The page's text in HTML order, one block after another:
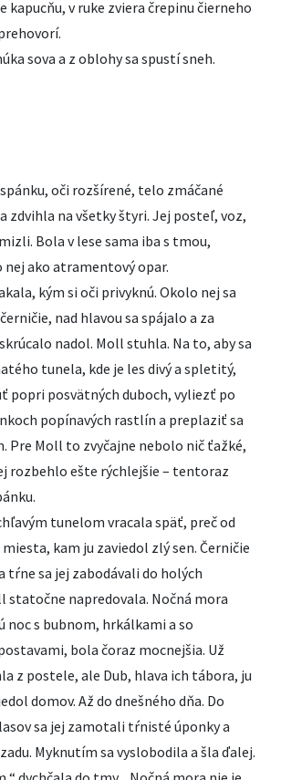
kapucňu, v ruke zviera črepinu čierneho
sova a z oblohy sa spustí sneh.
oči rozšírené, telo zmáčané
zdvihla na všetky štyri. Jej posteľ, voz,
Bola v lese sama iba s tmou,
nej ako atramentový opar.
kým si oči privyknú. Okolo nej sa
nad hlavou sa spájalo a za
nadol. Moll stuhla. Na to, aby sa
tunela, kde je les divý a spletitý,
popri posvätných duboch, vyliezť po
popínavých rastlín a preplaziť sa
Pre Moll to zvyčajne nebolo nič ťažké,
rozbehlo ešte rýchlejšie – tentoraz
tunelom vracala späť, preč od
kam ju zaviedol zlý sen. Černičie
tŕne sa jej zabodávali do holých
statočne napredovala. Nočná mora
noc s bubnom, hrkálkami a so
bola čoraz mocnejšia. Už
z postele, ale Dub, hlava ich tábora, ju
domov. Až do dnešného dňa. Do
sa jej zamotali tŕnisté úponky a
Myknutím sa vyslobodila a šla ďalej.